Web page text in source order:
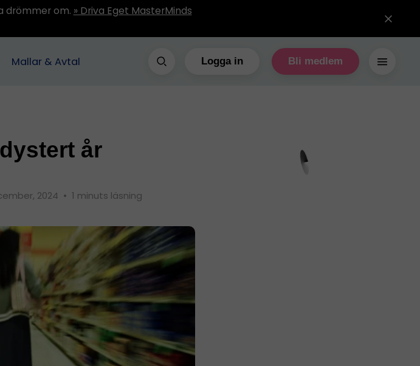
drömmer om. » Driva Eget MasterMinds
Mallar & Avtal Logga in Bli medlem
år
2024 • 1 minuts läsning